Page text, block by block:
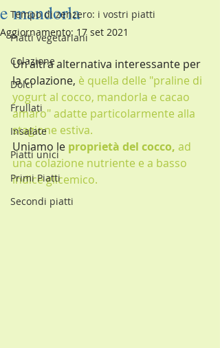
Tempo di zenzero: i vostri piatti
Piatti vegetariani
Colazione
Dolci
Frullati
Insalate
Piatti unici
Primi Piatti
Secondi piatti
e mandorla
Aggiornamento: 17 set 2021
Un'altra alternativa interessante per
la colazione, è quella delle "praline di
yogurt al cocco, mandorla e cacao
amaro" adatte particolarmente alla
stagione estiva.
Uniamo le proprietà del cocco, ad
una colazione nutriente e a basso
indice glicemico.